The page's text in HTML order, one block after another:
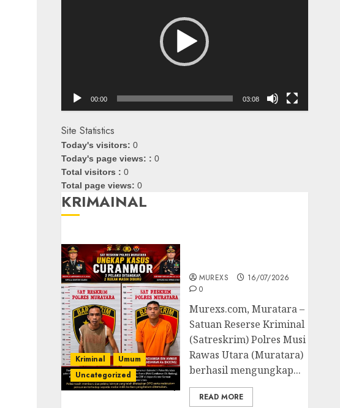
00:00 03:08
Site Statistics
Today's visitors: 0
Today's page views: : 0
Total visitors : 0
Total page views: 0
KRIMAINAL
Kriminal
Umum
Uncategorized
MUREXS
16/07/2026
0
Murexs.com, Muratara –
Satuan Reserse Kriminal
(Satreskrim) Polres Musi
Rawas Utara (Muratara)
berhasil mengungkap...
READ MORE